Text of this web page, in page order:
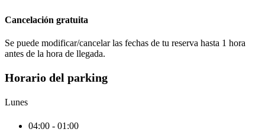
Cancelación gratuita
Se puede modificar/cancelar las fechas de tu reserva hasta 1 hora
antes de la hora de llegada.
Horario del parking
Lunes
04:00 - 01:00